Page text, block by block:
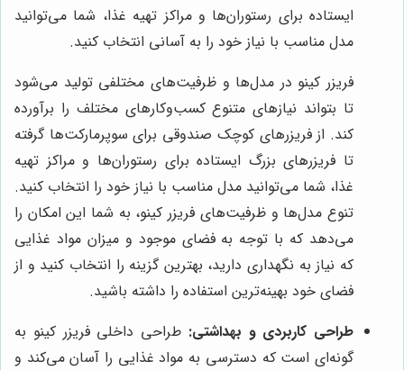
ایستاده برای رستوران‌ها و مراکز تهیه غذا، شما می‌توانید
مدل مناسب با نیاز خود را به آسانی انتخاب کنید.
فریزر کینو در مدل‌ها و ظرفیت‌های مختلفی تولید می‌شود
تا بتواند نیازهای متنوع کسب‌وکارهای مختلف را برآورده
کند. از فریزرهای کوچک صندوقی برای سوپرمارکت‌ها گرفته
تا فریزرهای بزرگ ایستاده برای رستوران‌ها و مراکز تهیه
غذا، شما می‌توانید مدل مناسب با نیاز خود را انتخاب کنید.
تنوع مدل‌ها و ظرفیت‌های فریزر کینو، به شما این امکان را
می‌دهد که با توجه به فضای موجود و میزان مواد غذایی
که نیاز به نگهداری دارید، بهترین گزینه را انتخاب کنید و از
فضای خود بهینه‌ترین استفاده را داشته باشید.
طراحی کاربردی و بهداشتی: طراحی داخلی فریزر کینو به
گونه‌ای است که دسترسی به مواد غذایی را آسان می‌کند و